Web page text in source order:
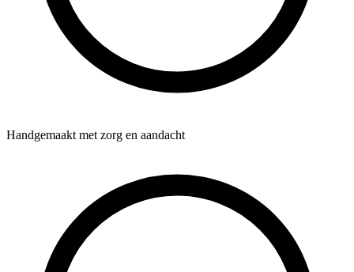
Handgemaakt met zorg en aandacht